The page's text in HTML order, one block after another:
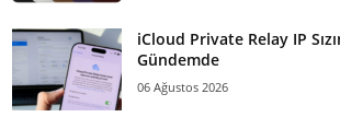
iCloud Private Relay IP
Gündemde
06 Ağustos 2026